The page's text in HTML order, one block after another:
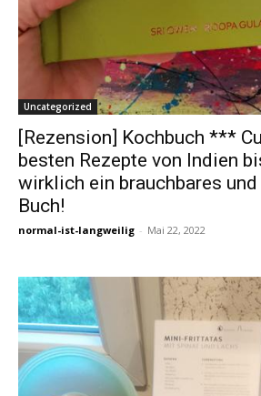
Uncategorized
[Rezension] Kochbuch ***
besten Rezepte von Indien
wirklich ein brauchbares
Buch!
normal-ist-langweilig - Mai 22, 2022